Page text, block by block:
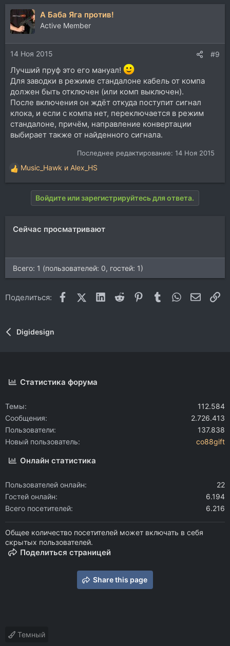
а
к
ц
и
и
:
А Баба Яга против!
Active Member
14 Ноя 2015 #9
Лучший пруф это его мануал!
Для заводки в режиме стандалоне кабель от компа
должен быть отключен (или комп выключен).
После включения он ждёт откуда поступит сигнал
клока, и если с компа нет, переключается в режим
стандалоне, причём, направление конвертации
выбирает также от найденного сигнала.
Последнее редактирование: 14 Ноя 2015
Р
е
и
Music_Hawk и Alex_HS
Войдите или зарегистрируйтесь для ответа.
Сейчас просматривают
Всего: 1 (пользователей: 0, гостей: 1)
Поделиться: FacebookX (Twitter)
LinkedIn
Reddit Pinterest
Tumblr WhatsApp
Digidesign
Статистика форума
Темы
112.584
Сообщения
2.726.413
Пользователи
137.838
Новый пользователь
co88gift
Онлайн статистика
Пользователей онлайн
22
Гостей онлайн
6.194
Всего посетителей
6.216
Общее количество посетителей может включать в себя
скрытых пользователей.
Поделиться страницей
Share this page
Темный